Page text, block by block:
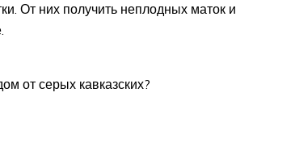
От них получить неплодных маток и
от серых кавказских?